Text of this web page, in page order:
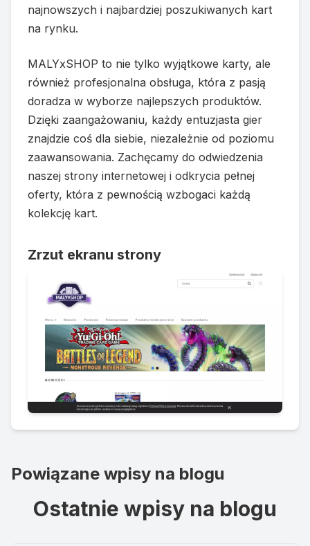
najnowszych i najbardziej poszukiwanych kart
na rynku.
MALYxSHOP to nie tylko wyjątkowe karty, ale
również profesjonalna obsługa, która z pasją
doradza w wyborze najlepszych produktów.
Dzięki zaangażowaniu, każdy entuzjasta gier
znajdzie coś dla siebie, niezależnie od poziomu
zaawansowania. Zachęcamy do odwiedzenia
naszej strony internetowej i odkrycia pełnej
oferty, która z pewnością wzbogaci każdą
kolekcję kart.
Zrzut ekranu strony
Powiązane wpisy na blogu
Ostatnie wpisy na blogu